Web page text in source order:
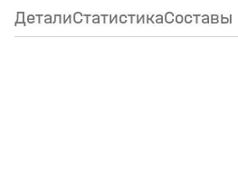
Детали Статистика Составы